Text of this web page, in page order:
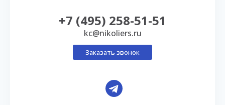
+7 (495) 258-51-51
kc@nikoliers.ru
Заказать звонок